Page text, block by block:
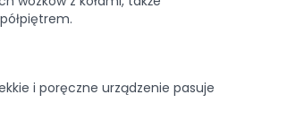
i poręczne urządzenie pasuje